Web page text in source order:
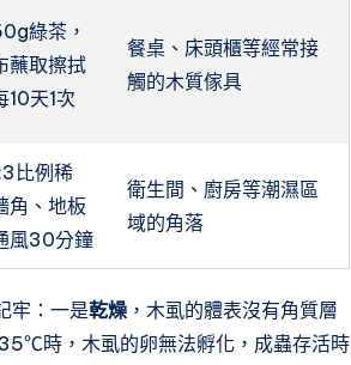
綠茶，
蘸取擦拭
10天1次
餐桌、床頭櫃等經常接
觸的木質傢具
比例稀
角、地板
風30分鐘
衛生間、廚房等潮濕區
域的角落
牢：一是乾燥 ，木虱的體表沒有角質層
時，木虱的卵無法孵化，成蟲存活時